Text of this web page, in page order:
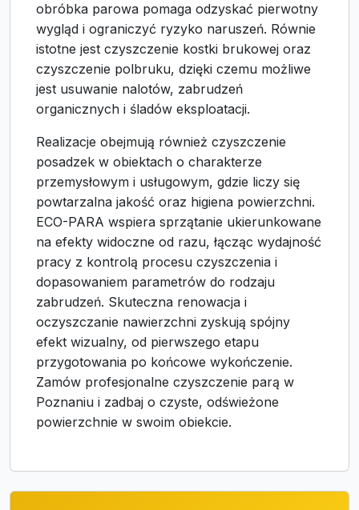
obróbka parowa pomaga odzyskać pierwotny
wygląd i ograniczyć ryzyko naruszeń. Równie
istotne jest czyszczenie kostki brukowej oraz
czyszczenie polbruku, dzięki czemu możliwe
jest usuwanie nalotów, zabrudzeń
organicznych i śladów eksploatacji.
Realizacje obejmują również czyszczenie
posadzek w obiektach o charakterze
przemysłowym i usługowym, gdzie liczy się
powtarzalna jakość oraz higiena powierzchni.
ECO-PARA wspiera sprzątanie ukierunkowane
na efekty widoczne od razu, łącząc wydajność
pracy z kontrolą procesu czyszczenia i
dopasowaniem parametrów do rodzaju
zabrudzeń. Skuteczna renowacja i
oczyszczanie nawierzchni zyskują spójny
efekt wizualny, od pierwszego etapu
przygotowania po końcowe wykończenie.
Zamów profesjonalne czyszczenie parą w
Poznaniu i zadbaj o czyste, odświeżone
powierzchnie w swoim obiekcie.